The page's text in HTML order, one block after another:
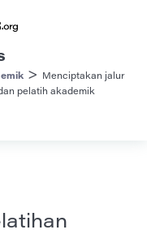
>
Menciptakan jalur
pelatih akademik